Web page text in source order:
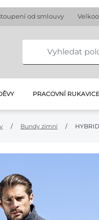
od smlouvy
PRACOVNÍ RUKAVICE
/ Bundy zimní /